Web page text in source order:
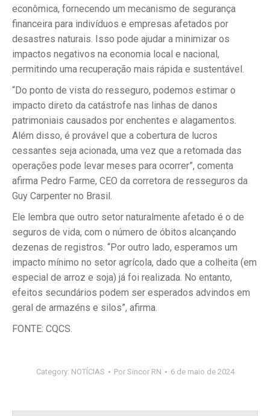
econômica, fornecendo um mecanismo de segurança
financeira para indivíduos e empresas afetados por
desastres naturais. Isso pode ajudar a minimizar os
impactos negativos na economia local e nacional,
permitindo uma recuperação mais rápida e sustentável.
“Do ponto de vista do resseguro, podemos estimar o
impacto direto da catástrofe nas linhas de danos
patrimoniais causados por enchentes e alagamentos.
Além disso, é provável que a cobertura de lucros
cessantes seja acionada, uma vez que a retomada das
operações pode levar meses para ocorrer”, comenta
afirma Pedro Farme, CEO da corretora de resseguros da
Guy Carpenter no Brasil.
Ele lembra que outro setor naturalmente afetado é o de
seguros de vida, com o número de óbitos alcançando
dezenas de registros. “Por outro lado, esperamos um
impacto mínimo no setor agrícola, dado que a colheita (em
especial de arroz e soja) já foi realizada. No entanto,
efeitos secundários podem ser esperados advindos em
geral de armazéns e silos”, afirma.
FONTE: CQCS.
Category: NOTÍCIAS Por Sincor RN 6 de maio de 2024